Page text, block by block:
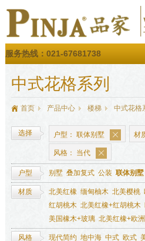
服务热线：021-67681738
中式花格系列
首页 产品中心 楼梯 中式花格
选择 户型： 联体别墅 材
风格： 当代
户型 别墅 叠加复式 公装 联体别墅
材质 北美红橡 缅甸柚木 北美樱桃
红胡桃木 北美红橡+红胡桃木
美国橡木+玻璃 北美红橡+欧
风格 现代简约 地中海 中式 欧式